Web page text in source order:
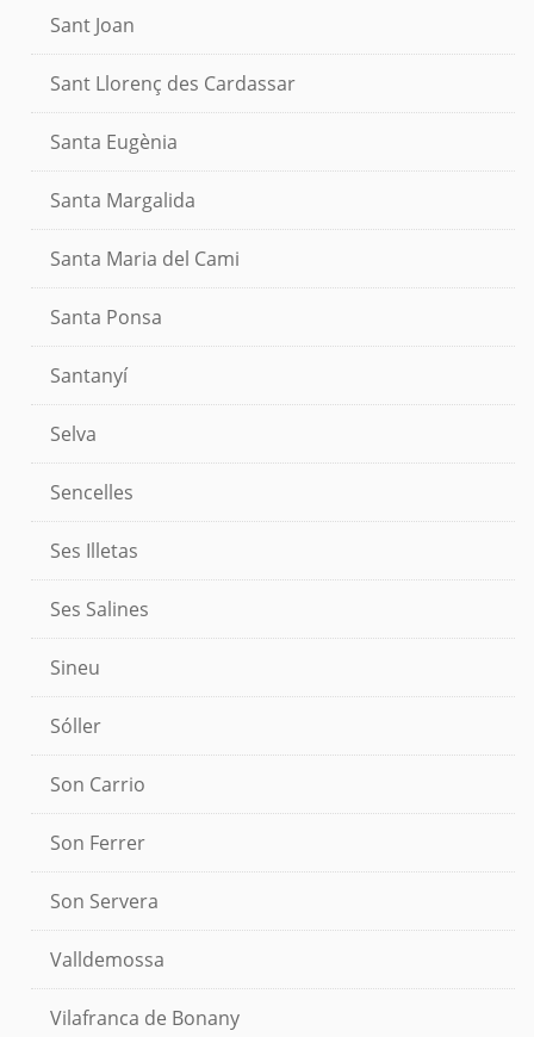
Sant Joan
Sant Llorenç des Cardassar
Santa Eugènia
Santa Margalida
Santa Maria del Cami
Santa Ponsa
Santanyí
Selva
Sencelles
Ses Illetas
Ses Salines
Sineu
Sóller
Son Carrio
Son Ferrer
Son Servera
Valldemossa
Vilafranca de Bonany